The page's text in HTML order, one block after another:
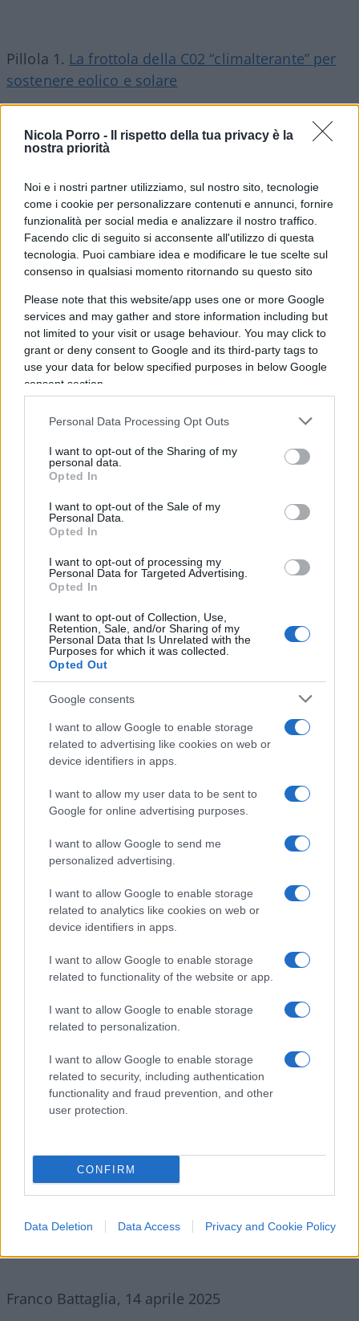
Nicola Porro -
Il rispetto della tua privacy è la
nostra priorità
Noi e i nostri partner utilizziamo, sul nostro sito, tecnologie
come i cookie per personalizzare contenuti e annunci, fornire
funzionalità per social media e analizzare il nostro traffico.
Facendo clic di seguito si acconsente all'utilizzo di questa
tecnologia. Puoi cambiare idea e modificare le tue scelte sul
consenso in qualsiasi momento ritornando su questo sito
Please note that this website/app uses one or more Google
services and may gather and store information including but
not limited to your visit or usage behaviour. You may click to
grant or deny consent to Google and its third-party tags to
use your data for below specified purposes in below Google
consent section.
Personal Data Processing Opt Outs
I want to opt-out of the Sharing of my
personal data.
Opted In
I want to opt-out of the Sale of my
Personal Data.
Opted In
I want to opt-out of processing my
Personal Data for Targeted Advertising.
Opted In
I want to opt-out of Collection, Use,
Retention, Sale, and/or Sharing of my
Personal Data that Is Unrelated with the
Purposes for which it was collected.
Opted Out
Google consents
I want to allow Google to enable storage
related to advertising like cookies on web or
device identifiers in apps.
I want to allow my user data to be sent to
Google for online advertising purposes.
I want to allow Google to send me
personalized advertising.
I want to allow Google to enable storage
related to analytics like cookies on web or
device identifiers in apps.
I want to allow Google to enable storage
related to functionality of the website or app.
I want to allow Google to enable storage
related to personalization.
I want to allow Google to enable storage
related to security, including authentication
functionality and fraud prevention, and other
user protection.
CONFIRM
Data Deletion Data Access Privacy and Cookie Policy
Pillola 1. La frottola della C02 “climalterante” per
sostenere eolico e solare
Pillola 2.Perché dobbiamo ringraziare Dio per i
combustibili fossili
Pillola 3. L’energia del Sole? Oggi non basta più
Pillola 4.Ecco perché eolico e solare sono
Pillola 5. Il fotovoltaico non ha futuro: i numeri
che smontano l’illusione
Pillola 6.Clima ed energia, cosa ci dice questo
semplice grafico
Pillola 7.“Nell’orario di picco non ha funzione”.
Pillola 8.Il grande inganno green: fotovoltaico e
Pillola 9.Le 5 regole per il mix energetico giusto
(senza green)
Pillola 10.La vostra bolletta è cara? Ecco a chi
Pillola 11. No, bruciare fossili non produce altro
effetto serra
In conclusione:
Non v’è nulla di strano nell’attuale
riscaldamento globale, il pianeta cerca di
raggiungere i livelli climatici caldi che ha già
raggiunto nel passato. Insomma, il riscaldamento
è naturale e non è possibile fermarlo;
la CO2 non influenza il riscaldamento;
siccome la curva che segue i pallini gialli è
curva blu, è evidente che si è sempre avuto prima
l’aumento di temperatura e POI l’aumento di CO2
più caldi emettono in atmosfera parte della CO2 in
essi disciolta.
Franco Battaglia, 14 aprile 2025